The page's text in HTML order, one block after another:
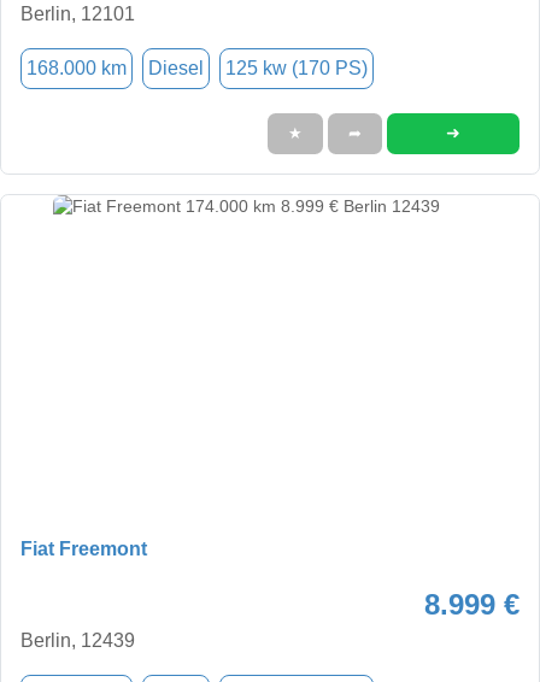
Berlin, 12101
168.000 km Diesel 125 kw (170 PS)
★ ➦ ➜
Fiat Freemont
8.999 €
Berlin, 12439